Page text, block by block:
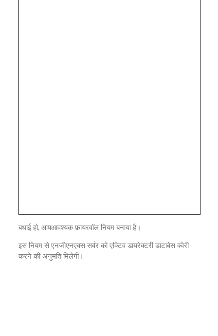
बधाई हो, आपआवश्यक फ़ायरवॉल नियम बनाया है।
इस नियम से एनजीएनएक्स सर्वर को एक्टिव डायरेक्टरी डाटाबेस क्वेरी
करने की अनुमति मिलेगी।